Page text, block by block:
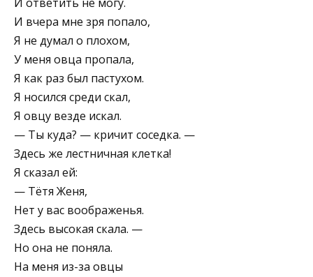
И вчера мне зря попало,
Я не думал о плохом,
У меня овца пропала,
Я как раз был пастухом.
Я носился среди скал,
Я овцу везде искал.
— Ты куда? — кричит соседка. —
Здесь же лестничная клетка!
Я сказал ей:
— Тётя Женя,
Нет у вас воображенья.
Здесь высокая скала. —
Но она не поняла.
На меня из-за овцы